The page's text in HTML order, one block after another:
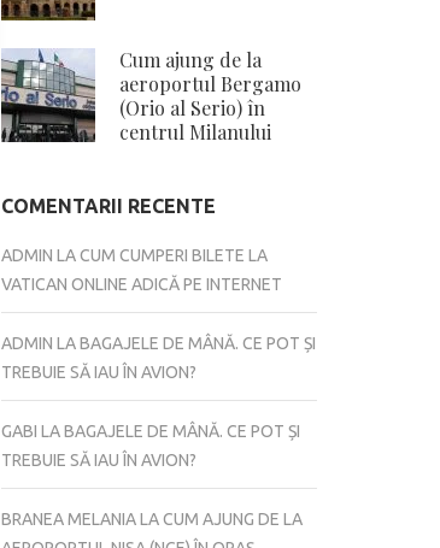
Cum ajung de la
aeroportul Bergamo
(Orio al Serio) în
centrul Milanului
COMENTARII RECENTE
ADMIN LACUM CUMPERI BILETE LA
VATICAN ONLINE ADICĂ PE INTERNET
ADMIN LABAGAJELE DE MÂNĂ. CE POT ȘI
TREBUIE SĂ IAU ÎN AVION?
GABI LABAGAJELE DE MÂNĂ. CE POT ȘI
TREBUIE SĂ IAU ÎN AVION?
BRANEA MELANIALACUM AJUNG DE LA